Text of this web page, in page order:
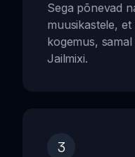
Sega põnevad
muusikastele,
kogemus,
Jailmixi.
3